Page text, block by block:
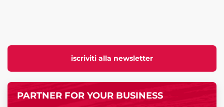
iscriviti alla newsletter
PARTNER FOR YOUR BUSINESS